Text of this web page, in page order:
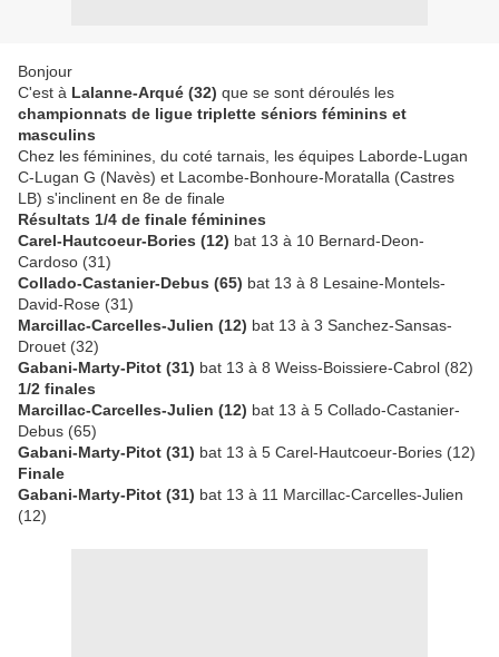
Bonjour
C'est à Lalanne-Arqué (32) que se sont déroulés les
championnats de ligue triplette séniors féminins et
masculins
Chez les féminines, du coté tarnais, les équipes Laborde-Lugan
C-Lugan G (Navès) et Lacombe-Bonhoure-Moratalla (Castres
LB) s'inclinent en 8e de finale
Résultats 1/4 de finale féminines
Carel-Hautcoeur-Bories (12) bat 13 à 10 Bernard-Deon-
Cardoso (31)
Collado-Castanier-Debus (65) bat 13 à 8 Lesaine-Montels-
David-Rose (31)
Marcillac-Carcelles-Julien (12) bat 13 à 3 Sanchez-Sansas-
Drouet (32)
Gabani-Marty-Pitot (31) bat 13 à 8 Weiss-Boissiere-Cabrol (82)
1/2 finales
Marcillac-Carcelles-Julien (12) bat 13 à 5 Collado-Castanier-
Debus (65)
Gabani-Marty-Pitot (31) bat 13 à 5 Carel-Hautcoeur-Bories (12)
Finale
Gabani-Marty-Pitot (31) bat 13 à 11 Marcillac-Carcelles-Julien
(12)